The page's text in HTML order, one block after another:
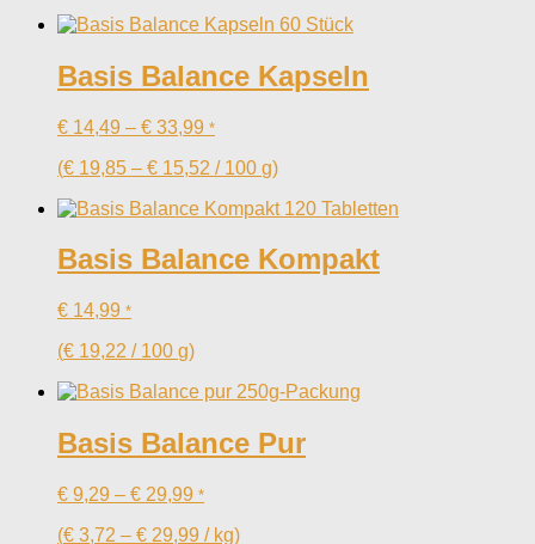
Basis Balance Kapseln
€ 14,49 – € 33,99 *
(€ 19,85 – € 15,52 / 100 g)
Basis Balance Kompakt
€ 14,99 *
(€ 19,22 / 100 g)
Basis Balance Pur
€ 9,29 – € 29,99 *
(€ 3,72 – € 29,99 / kg)